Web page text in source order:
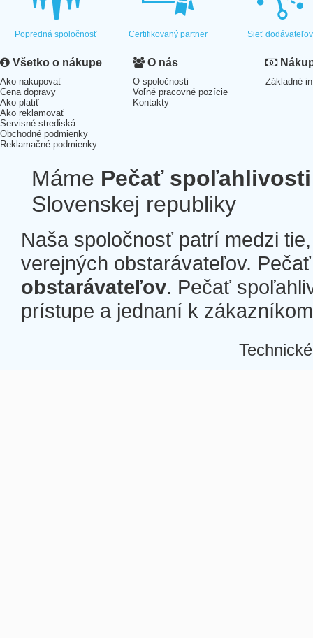
Popredná spoločnosť Certifikovaný partner Sieť dodávateľov
Všetko o nákupe
Ako nakupovať
Cena dopravy
Ako platiť
Ako reklamovať
Servisné strediská
Obchodné podmienky
Reklamačné podmienky
O nás
O spoločnosti
Voľné pracovné pozície
Kontakty
Základné
Máme Pečať spoľahlivosti
Slovenskej republiky
Naša spoločnosť patrí medzi
verejných obstarávateľov.
obstarávateľov. Pečať
prístupe a jednaní k